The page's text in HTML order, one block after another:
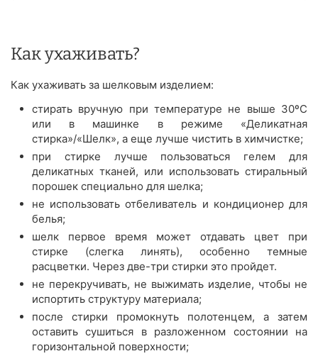
Как ухаживать?
Как ухаживать за шелковым изделием:
стирать вручную при температуре не выше 30ºС
или в машинке в режиме «Деликатная
стирка»/«Шелк», а еще лучше чистить в химчистке;
при стирке лучше пользоваться гелем для
деликатных тканей, или использовать стиральный
порошек специально для шелка;
не использовать отбеливатель и кондиционер для
белья;
шелк первое время может отдавать цвет при
стирке (слегка линять), особенно темные
расцветки. Через две-три стирки это пройдет.
не перекручивать, не выжимать изделие, чтобы не
испортить структуру материала;
после стирки промокнуть полотенцем, а затем
оставить сушиться в разложенном состоянии на
горизонтальной поверхности;